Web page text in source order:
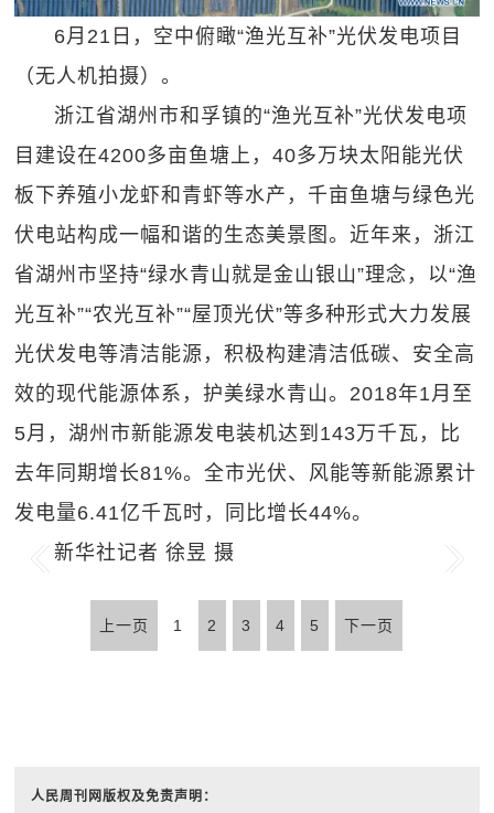
6月21日，空中俯瞰“渔光互补”光伏发电项目
（无人机拍摄）。
浙江省湖州市和孚镇的“渔光互补”光伏发电项
目建设在4200多亩鱼塘上，40多万块太阳能光伏
板下养殖小龙虾和青虾等水产，千亩鱼塘与绿色光
伏电站构成一幅和谐的生态美景图。近年来，浙江
省湖州市坚持“绿水青山就是金山银山”理念，以“渔
光互补”“农光互补”“屋顶光伏”等多种形式大力发展
光伏发电等清洁能源，积极构建清洁低碳、安全高
效的现代能源体系，护美绿水青山。2018年1月至
5月，湖州市新能源发电装机达到143万千瓦，比
去年同期增长81%。全市光伏、风能等新能源累计
发电量6.41亿千瓦时，同比增长44%。
新华社记者 徐昱 摄
上一页 1 2 3 4 5 下一页
人民周刊网版权及免责声明：